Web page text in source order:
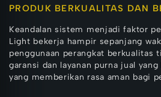
PRODUK BERKUALITAS DAN
Keandalan sistem menjadi faktor
Light bekerja hampir sepanjang
penggunaan perangkat berkualitas
garansi dan layanan purna jual
yang memberikan rasa aman bagi